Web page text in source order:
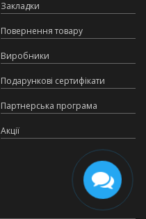
Закладки
Повернення товару
Виробники
Подарункові сертифікати
Партнерська програма
Акції